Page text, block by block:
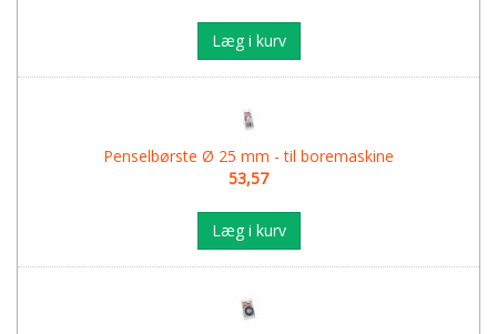
Læg i kurv
Penselbørste Ø 25 mm - til boremaskine
53,57
Læg i kurv